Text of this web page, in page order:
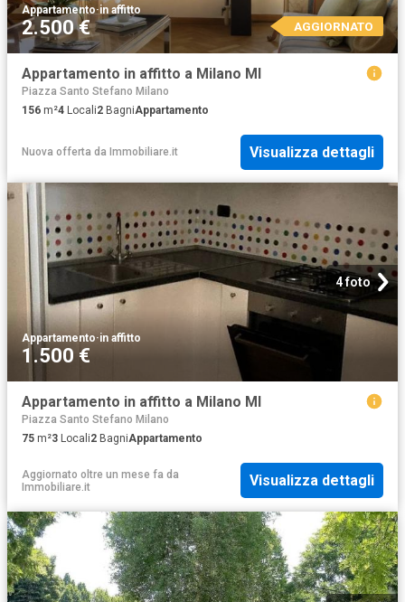
Appartamento·in affitto
2.500 € AGGIORNATO
Appartamento in affitto a Milano MI
Piazza Santo Stefano Milano
156 m²4 Locali2 BagniAppartamento
Nuova offerta da Immobiliare.it Visualizza dettagli
4 foto
Appartamento·in affitto
1.500 €
Appartamento in affitto a Milano MI
Piazza Santo Stefano Milano
75 m²3 Locali2 BagniAppartamento
Aggiornato oltre un mese fa da
Immobiliare.it
Visualizza dettagli